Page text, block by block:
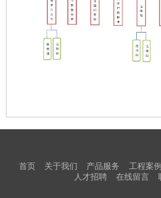
首页 关于我们 产品服务 工程案例
人才招聘
在线留言